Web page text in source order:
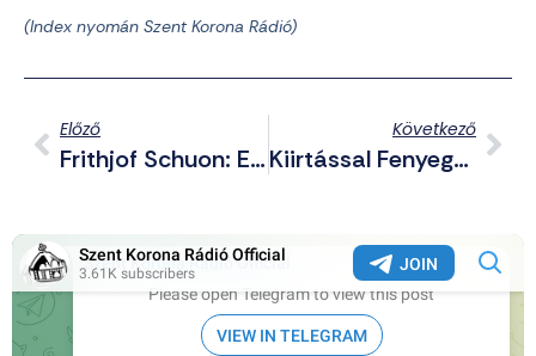
(Index nyomán Szent Korona Rádió)
Előző
Frithjof Schuon: Embernek Lenni Annyi, Mint Tudni (II. Részlet)
Következő
Kiirtással Fenyegették Meg Az Egész Mi Hazánk Parlamenti Frakciót Az Ukránok